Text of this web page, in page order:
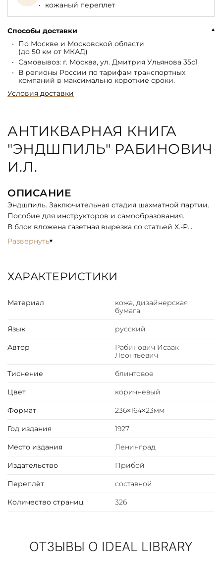
кожаный переплет
Способы доставки
По Москве и Московской области
(до 50 км от МКАД)
Самовывоз: г. Москва, ул. Дмитрия Ульянова 35с1
В регионы России по тарифам транспортных
компаний в максимально короткие сроки.
Условия доставки
АНТИКВАРНАЯ КНИГА
"ЭНДШПИЛЬ" РАБИНОВИЧ
И.Л.
ОПИСАНИЕ
Эндшпиль. Заключительная стадия шахматной партии.
Пособие для инструкторов и самообразования.
В блок вложена газетная вырезка со статьей Х.-Р.
Капабланки «Последние шахматные лекции».
концы, приближающиеся по своему характеру к
серединной стадии: многие позиции, ставшие
внимание уделено также методической стороне
вопроса и облегчению ориентировки в предлагаемом
материале.
Илья Леонтьевич Рабинович (1891—1942) — российский
и советский шахматист, мастер (1914). Чемпион СССР
(1934/35), чемпион Петрограда (1920), трехкратный
чемпион Ленинграда (1925, 1928, 1940). Шахматный
Развернуть
ХАРАКТЕРИСТИКИ
Материал
кожа, дизайнерская
бумага
Язык русский
Автор
Рабинович Исаак
Леонтьевич
Тиснение блинтовое
Цвет коричневый
Формат 236×164×23мм
Год издания 1927
Место издания Ленинград
Издательство Прибой
Переплёт составной
Количество страниц 326
ОТЗЫВЫ О IDEAL LIBRARY